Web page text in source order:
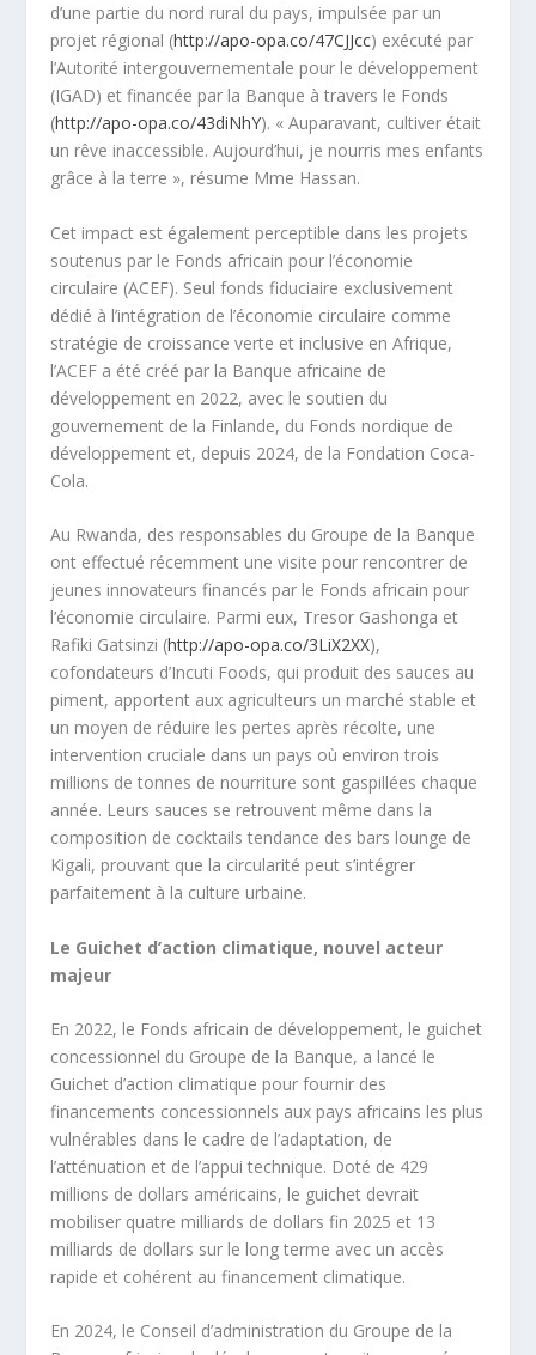
d’une partie du nord rural du pays, impulsée par un
projet régional (http://apo-opa.co/47CJJcc) exécuté par
l’Autorité intergouvernementale pour le développement
(IGAD) et financée par la Banque à travers le Fonds
(http://apo-opa.co/43diNhY). « Auparavant, cultiver était
un rêve inaccessible. Aujourd’hui, je nourris mes enfants
grâce à la terre », résume Mme Hassan.
Cet impact est également perceptible dans les projets
soutenus par le Fonds africain pour l’économie
circulaire (ACEF). Seul fonds fiduciaire exclusivement
dédié à l’intégration de l’économie circulaire comme
stratégie de croissance verte et inclusive en Afrique,
l’ACEF a été créé par la Banque africaine de
développement en 2022, avec le soutien du
gouvernement de la Finlande, du Fonds nordique de
développement et, depuis 2024, de la Fondation Coca-
Cola.
Au Rwanda, des responsables du Groupe de la Banque
ont effectué récemment une visite pour rencontrer de
jeunes innovateurs financés par le Fonds africain pour
l’économie circulaire. Parmi eux, Tresor Gashonga et
Rafiki Gatsinzi (http://apo-opa.co/3LiX2XX),
cofondateurs d’Incuti Foods, qui produit des sauces au
piment, apportent aux agriculteurs un marché stable et
un moyen de réduire les pertes après récolte, une
intervention cruciale dans un pays où environ trois
millions de tonnes de nourriture sont gaspillées chaque
année. Leurs sauces se retrouvent même dans la
composition de cocktails tendance des bars lounge de
Kigali, prouvant que la circularité peut s’intégrer
parfaitement à la culture urbaine.
Le Guichet d’action climatique, nouvel acteur
majeur
En 2022, le Fonds africain de développement, le guichet
concessionnel du Groupe de la Banque, a lancé le
Guichet d’action climatique pour fournir des
financements concessionnels aux pays africains les plus
vulnérables dans le cadre de l’adaptation, de
l’atténuation et de l’appui technique. Doté de 429
millions de dollars américains, le guichet devrait
mobiliser quatre milliards de dollars fin 2025 et 13
milliards de dollars sur le long terme avec un accès
rapide et cohérent au financement climatique.
En 2024, le Conseil d’administration du Groupe de la